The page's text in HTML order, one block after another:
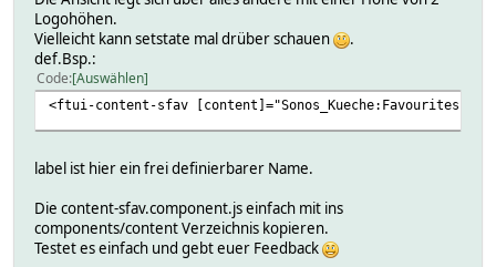
Logohöhen.
Vielleicht kann setstate mal drüber schauen
.
def.Bsp.:
Code Auswählen
<ftui-content-sfav [content]="Sonos_Kueche:Favourites |
label ist hier ein frei definierbarer Name.
Die content-sfav.component.js einfach mit ins
components/content Verzeichnis kopieren.
Testet es einfach und gebt euer Feedback